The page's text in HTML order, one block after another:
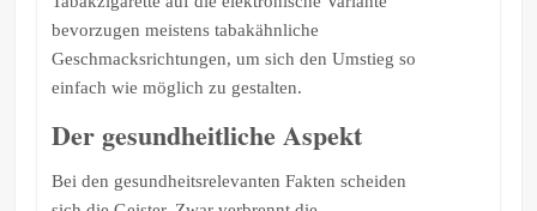
bevorzugen meistens tabakähnliche
Geschmacksrichtungen, um sich den Umstieg so
einfach wie möglich zu gestalten.
Der gesundheitliche Aspekt
Bei den gesundheitsrelevanten Fakten scheiden